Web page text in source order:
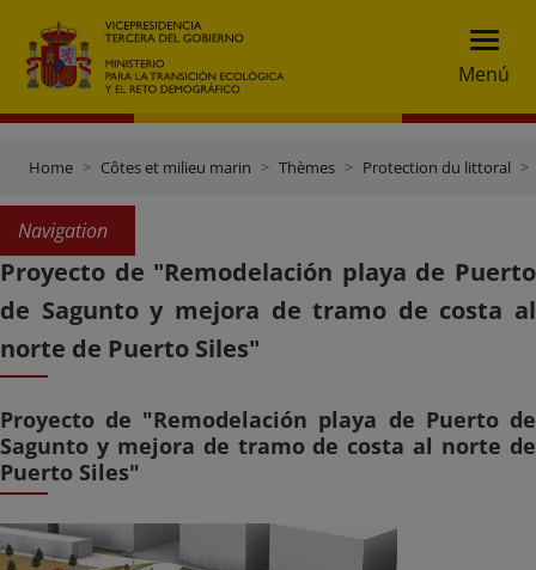
Menú
Home Côtes et milieu marin Thèmes Protection du littoral
Navigation
Proyecto de "Remodelación playa de Puerto
de Sagunto y mejora de tramo de costa al
norte de Puerto Siles"
Proyecto de "Remodelación playa de Puerto de
Sagunto y mejora de tramo de costa al norte de
Puerto Siles"